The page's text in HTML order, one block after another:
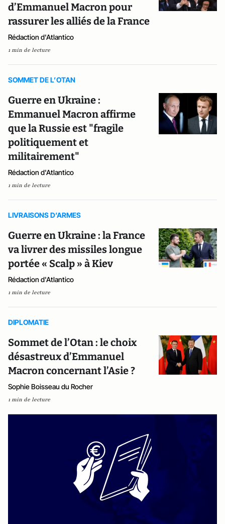
d’Emmanuel Macron pour
rassurer les alliés de la France
Rédaction d'Atlantico
1 min de lecture
SOMMET DE L’OTAN
Guerre en Ukraine :
Emmanuel Macron affirme
que la Russie est "fragile
politiquement et
militairement"
Rédaction d'Atlantico
1 min de lecture
LIVRAISONS D’ARMES
Guerre en Ukraine : la France
va livrer des missiles longue
portée « Scalp » à Kiev
Rédaction d'Atlantico
1 min de lecture
DIPLOMATIE
Sommet de l’Otan : le choix
désastreux d’Emmanuel
Macron concernant l’Asie ?
Sophie Boisseau du Rocher
1 min de lecture